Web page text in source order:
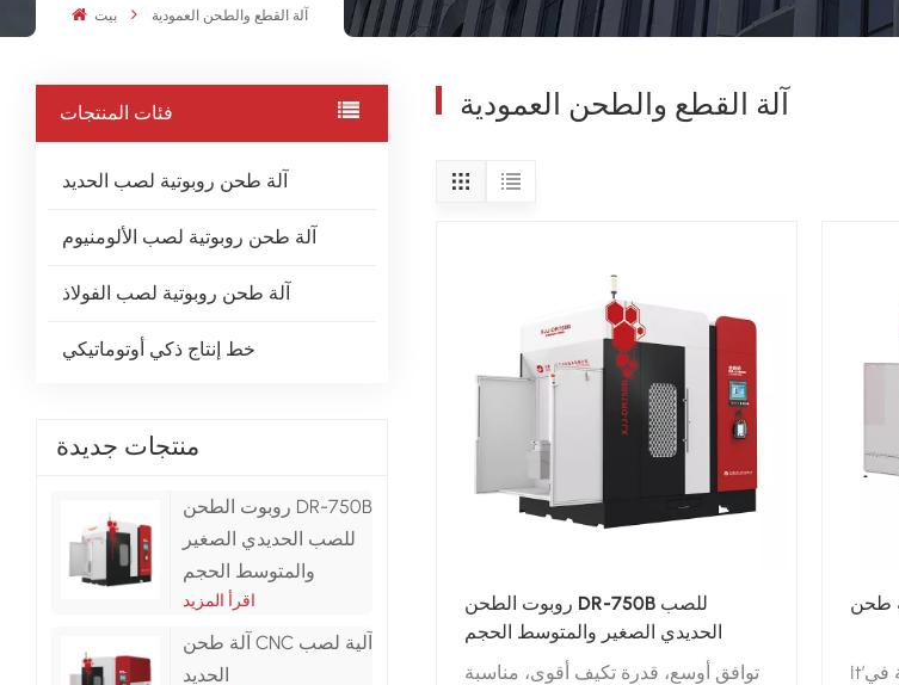
بيت آلة القطع والطحن العمودية
فئات المنتجات
آلة طحن روبوتية لصب الحديد
آلة طحن روبوتية لصب الألومنيوم
آلة طحن روبوتية لصب الفولاذ
خط إنتاج ذكي أوتوماتيكي
منتجات جديدة
روبوت الطحن DR-750B
للصب الحديدي الصغير
والمتوسط ​​الحجم
اقرأ المزيد
آلة طحن CNC آلية لصب
الحديد
آلة القطع والطحن العمودية
روبوت الطحن DR-750B للصب
الحديدي الصغير والمتوسط ​​الحجم
توافق أوسع، قدرة تكيف أقوى، مناسبة
It’هو النموذج الأكثر توافقًا وصلابة في